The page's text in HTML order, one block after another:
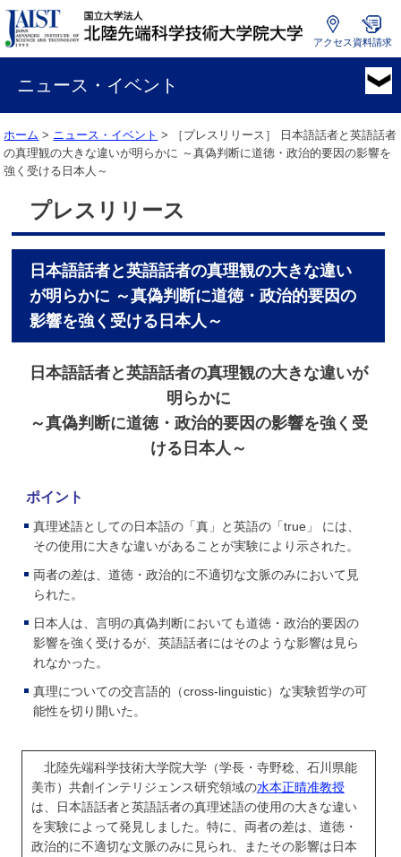
国
学
法
人
北
端
アクセス 資料請求
ニュース・イベント
ホーム > ニュース・イベント > ［プレスリリース］
日本語話者と英語話者
の真理観の大きな違いが明らかに ～真偽判断に道徳・政治的要因の影響を
強く受ける日本人～
プレスリリース
日本語話者と英語話者の真理観の大きな違い
が明らかに ～真偽判断に道徳・政治的要因の
影響を強く受ける日本人～
日本語話者と英語話者の真理観の大きな違いが
明らかに
～真偽判断に道徳・政治的要因の影響を強く受
ける日本人～
ポイント
真理述語としての日本語の「真」と英語の「true」 には、
その使用に大きな違いがあることが実験により示された。
両者の差は、道徳・政治的に不適切な文脈のみにおいて見
られた。
日本人は、言明の真偽判断においても道徳・政治的要因の
影響を強く受けるが、英語話者にはそのような影響は見ら
れなかった。
真理についての交言語的（cross-linguistic）な実験哲学の可
能性を切り開いた。
北陸先端科学技術大学院大学（学長・寺野稔、石川県能
美市）共創インテリジェンス研究領域の水本正晴准教授
は、日本語話者と英語話者の真理述語の使用の大きな違い
を実験によって発見しました。特に、両者の差は、道徳・
政治的に不適切な文脈のみに見られ、またその影響は日本